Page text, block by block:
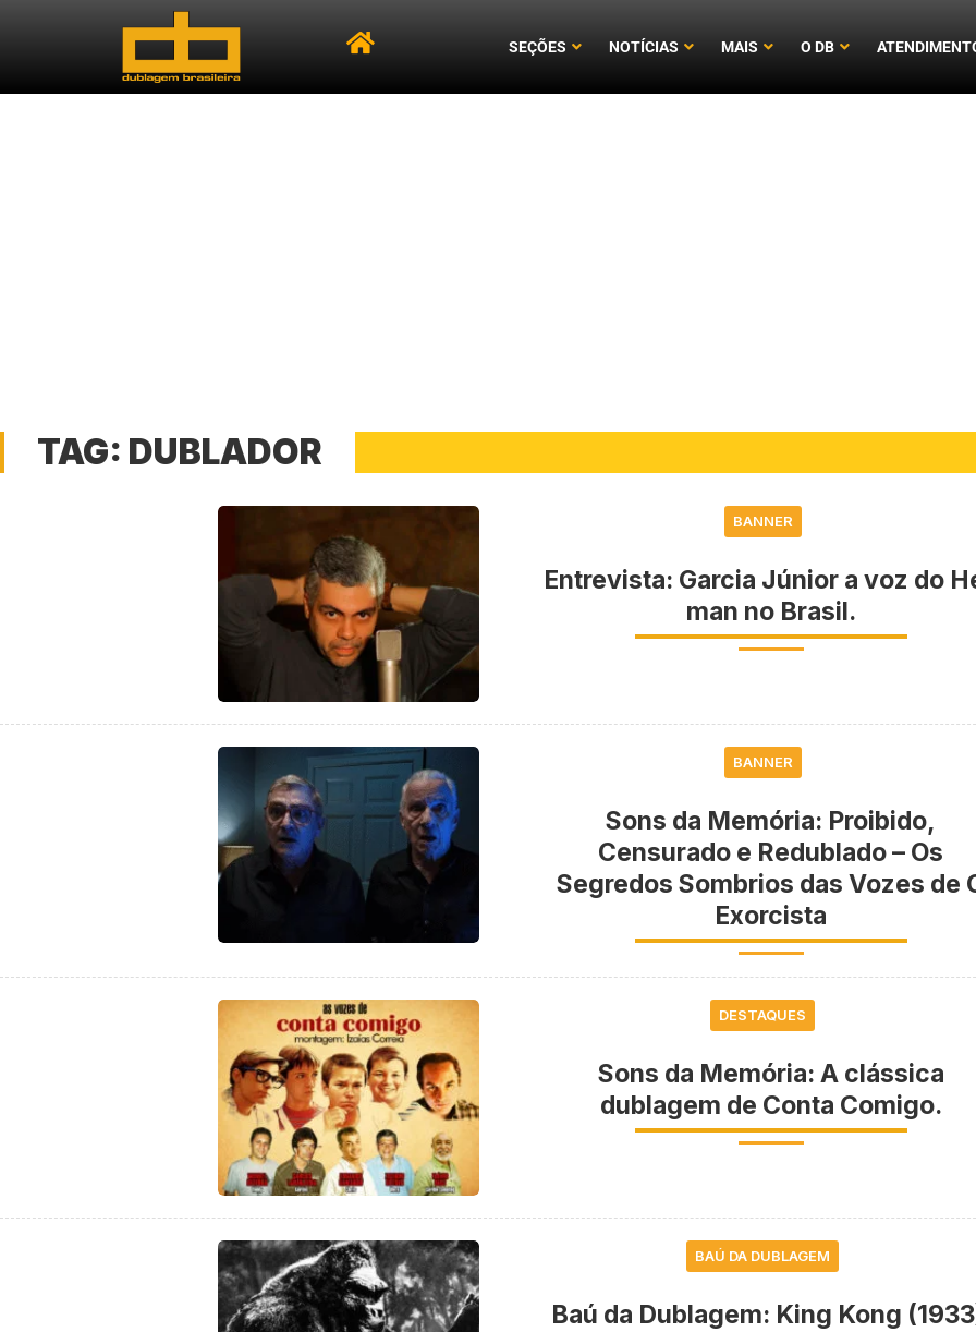
SEÇÕES NOTÍCIAS MAIS O DB
TAG: DUBLADOR
BANNER
Entrevista: Garcia Júnior a voz do
man no Brasil.
BANNER
Sons da Memória: Proibido,
Censurado e Redublado – Os
Segredos Sombrios das Vozes de
Exorcista
DESTAQUES
Sons da Memória: A clássica
dublagem de Conta Comigo.
BAÚ DA DUBLAGEM
Baú da Dublagem: King Kong